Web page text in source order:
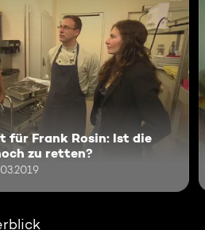
für Frank Rosin: Ist die
zu retten?